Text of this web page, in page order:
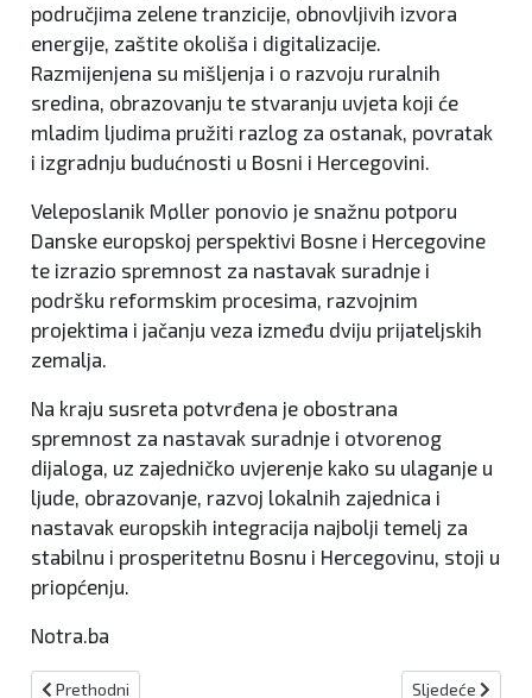
područjima zelene tranzicije, obnovljivih izvora
energije, zaštite okoliša i digitalizacije.
Razmijenjena su mišljenja i o razvoju ruralnih
sredina, obrazovanju te stvaranju uvjeta koji će
mladim ljudima pružiti razlog za ostanak, povratak
i izgradnju budućnosti u Bosni i Hercegovini.
Veleposlanik Møller ponovio je snažnu potporu
Danske europskoj perspektivi Bosne i Hercegovine
te izrazio spremnost za nastavak suradnje i
podršku reformskim procesima, razvojnim
projektima i jačanju veza između dviju prijateljskih
zemalja.
Na kraju susreta potvrđena je obostrana
spremnost za nastavak suradnje i otvorenog
dijaloga, uz zajedničko uvjerenje kako su ulaganje u
ljude, obrazovanje, razvoj lokalnih zajednica i
nastavak europskih integracija najbolji temelj za
stabilnu i prosperitetnu Bosnu i Hercegovinu, stoji u
priopćenju.
Notra.ba
Prethodni članak: Sazvana 129. sjednica Vlade KSB
Prethodni Sljedeći članak:
Sljedeće